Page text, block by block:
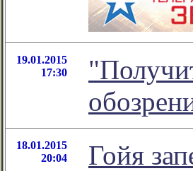
19.01.2015
17:30
18.01.2015
20:04
Гойя